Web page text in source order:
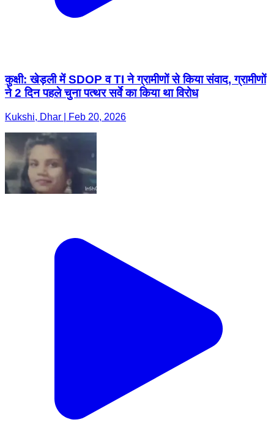
कुक्षी: खेड़ली में SDOP व TI ने ग्रामीणों से किया संवाद, ग्रामीणों
ने 2 दिन पहले चुना पत्थर सर्वे का किया था विरोध
Kukshi, Dhar | Feb 20, 2026